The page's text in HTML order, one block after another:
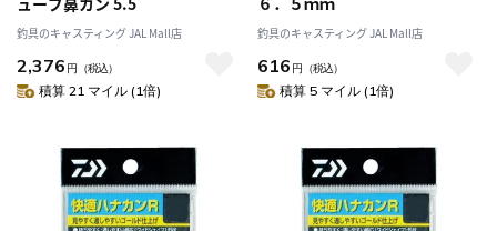
釣具のキャスティング JAL Mall店
2,376 円 （税込）
積算 21 マイル (1倍)
釣具のキャスティング JAL Mall店
616 円 （税込）
積算 5 マイル (1倍)